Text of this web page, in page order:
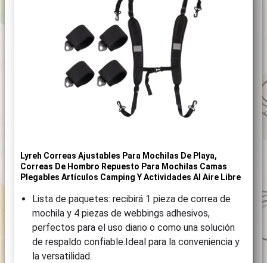
Lyreh Correas Ajustables Para Mochilas De Playa,
Correas De Hombro Repuesto Para Mochilas Camas
Plegables Artículos Camping Y Actividades Al Aire Libre
Lista de paquetes: recibirá 1 pieza de correa de
mochila y 4 piezas de webbings adhesivos,
perfectos para el uso diario o como una solución
de respaldo confiable.Ideal para la conveniencia y
la versatilidad.